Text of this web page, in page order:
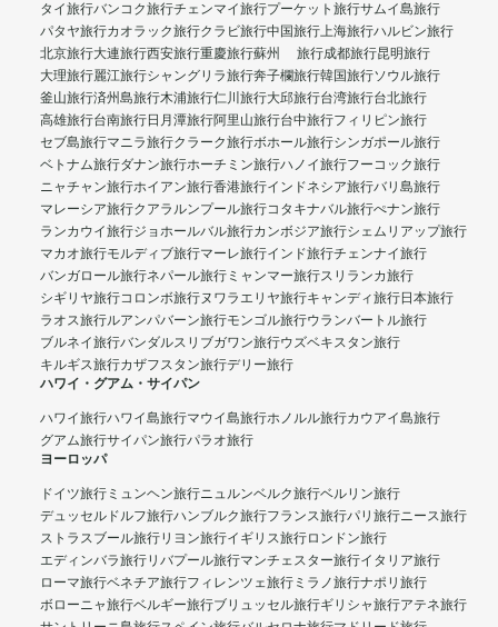
タイ旅行バンコク旅行チェンマイ旅行プーケット旅行サムイ島旅行
パタヤ旅行カオラック旅行クラビ旅行中国旅行上海旅行ハルビン旅行
北京旅行大連旅行西安旅行重慶旅行蘇州 旅行成都旅行昆明旅行
大理旅行麗江旅行シャングリラ旅行奔子欄旅行韓国旅行ソウル旅行
釜山旅行済州島旅行木浦旅行仁川旅行大邱旅行台湾旅行台北旅行
高雄旅行台南旅行日月潭旅行阿里山旅行台中旅行フィリピン旅行
セブ島旅行マニラ旅行クラーク旅行ボホール旅行シンガポール旅行
ベトナム旅行ダナン旅行ホーチミン旅行ハノイ旅行フーコック旅行
ニャチャン旅行ホイアン旅行香港旅行インドネシア旅行バリ島旅行
マレーシア旅行クアラルンプール旅行コタキナバル旅行ぺナン旅行
ランカウイ旅行ジョホールバル旅行カンボジア旅行シェムリアップ旅行
マカオ旅行モルディブ旅行マーレ旅行インド旅行チェンナイ旅行
バンガロール旅行ネパール旅行 ミャンマー旅行スリランカ旅行
シギリヤ旅行コロンボ旅行ヌワラエリヤ旅行キャンディ旅行日本旅行
ラオス旅行ルアンパバーン旅行モンゴル旅行ウランバートル旅行
ブルネイ旅行バンダルスリブガワン旅行ウズベキスタン旅行
キルギス旅行カザフスタン旅行デリー旅行
ハワイ・グアム・サイパン
ハワイ旅行ハワイ島旅行マウイ島旅行ホノルル旅行カウアイ島旅行
グアム旅行サイパン旅行パラオ旅行
ヨーロッパ
ドイツ旅行 ミュンヘン旅行ニュルンベルク旅行ベルリン旅行
デュッセルドルフ旅行ハンブルク旅行フランス旅行パリ旅行ニース旅行
ストラスブール旅行リヨン旅行イギリス旅行ロンドン旅行
エディンバラ旅行リバプール旅行マンチェスター旅行イタリア旅行
ローマ旅行ベネチア旅行フィレンツェ旅行 ミラノ旅行ナポリ旅行
ボローニャ旅行ベルギー旅行ブリュッセル旅行ギリシャ旅行アテネ旅行